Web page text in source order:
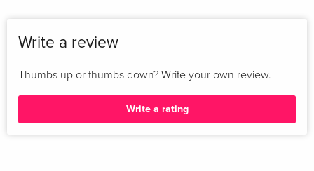
Write a review
Thumbs up or thumbs down? Write your own review.
Write a rating